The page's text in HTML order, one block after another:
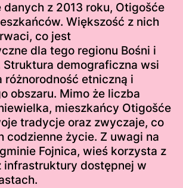
danych z 2013 roku, Otigošće
Większość z nich
co jest
dla tego regionu Bośni i
Struktura demograficzna wsi
różnorodność etniczną i
obszaru. Mimo że liczba
mieszkańcy Otigošće
tradycje oraz zwyczaje, co
codzienne życie. Z uwagi na
Fojnica, wieś korzysta z
infrastruktury dostępnej w